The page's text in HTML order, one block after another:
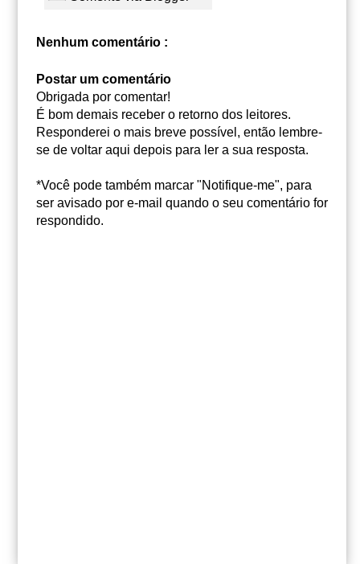
Nenhum comentário :
Postar um comentário
Obrigada por comentar!
É bom demais receber o retorno dos leitores.
Responderei o mais breve possível, então lembre-
se de voltar aqui depois para ler a sua resposta.
*Você pode também marcar "Notifique-me", para
ser avisado por e-mail quando o seu comentário for
respondido.